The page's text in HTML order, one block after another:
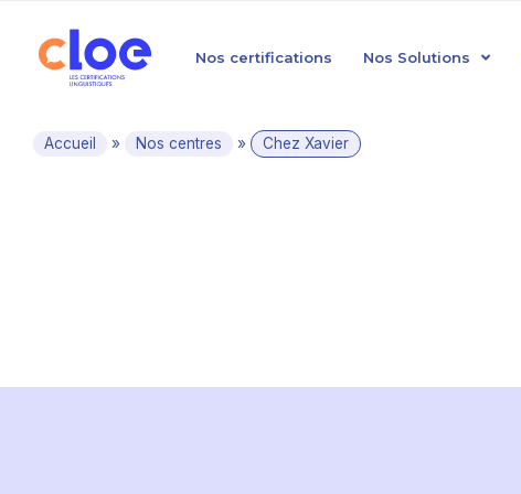
Nos certifications Nos Solutions
Accueil » Nos centres » Chez Xavier